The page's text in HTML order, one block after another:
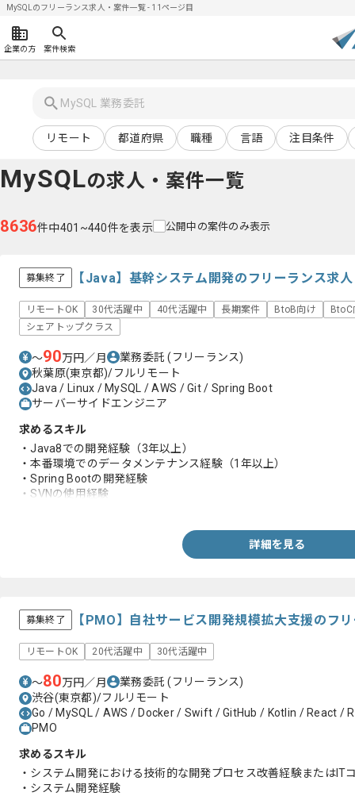
MySQLのフリーランス求人・案件一覧 - 11ページ目
企業の方 案件検索
リモート 都道府県 職種 言語 注目条件
MySQLの求人・案件一覧
8636件中401~440件を表示 公開中の案件のみ表示
募集終了 【Java】基幹システム開発のフリーランス求
リモートOK 30代活躍中 40代活躍中 長期案件 BtoB向け
BtoC
シェアトップクラス
〜90万円／月 業務委託(フリーランス)
秋葉原(東京都)/フルリモート
Java / Linux / MySQL / AWS / Git / Spring Boot
サーバーサイドエンジニア
求めるスキル
・Java8での開発経験（3年以上）
・本番環境でのデータメンテナンス経験（1年以上）
・Spring Bootの開発経験
・SVNの使用経験
詳細を見る
募集終了 【PMO】自社サービス開発規模拡大支援のフ
リモートOK 20代活躍中 30代活躍中
〜80万円／月 業務委託(フリーランス)
渋谷(東京都)/フルリモート
Go / MySQL / AWS / Docker / Swift / GitHub / Kotlin / React /
PMO
求めるスキル
・システム開発における技術的な開発プロセス改善経験またはIT
・システム開発経験